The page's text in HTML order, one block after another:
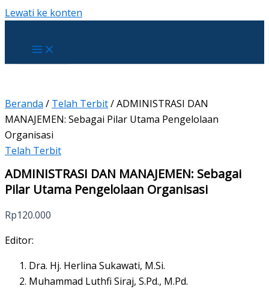
Lewati ke konten
Beranda / Telah Terbit/ ADMINISTRASI DAN
MANAJEMEN: Sebagai Pilar Utama Pengelolaan
Organisasi
Telah Terbit
ADMINISTRASI DAN MANAJEMEN: Sebagai
Pilar Utama Pengelolaan Organisasi
Rp120.000
Editor:
Dra. Hj. Herlina Sukawati, M.Si.
Muhammad Luthfi Siraj, S.Pd., M.Pd.